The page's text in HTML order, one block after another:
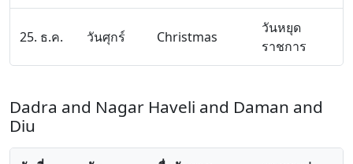
25. ธ.ค. วันศุกร์ Christmas
วันหยุด
ราชการ
Dadra and Nagar Haveli and Daman and
Diu